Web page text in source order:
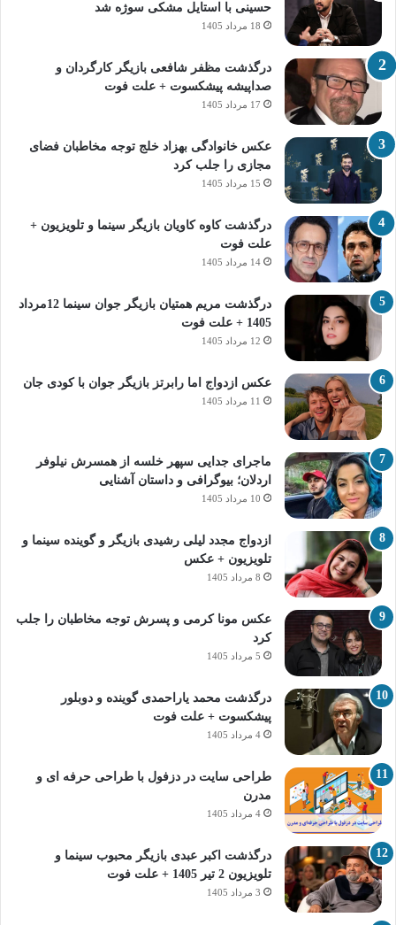
حسینی با استایل مشکی سوژه شد
18 مرداد 1405
درگذشت مظفر شافعی بازیگر کارگردان و
صداپیشه پیشکسوت + علت فوت
17 مرداد 1405
عکس خانوادگی بهزاد خلج توجه مخاطبان فضای
مجازی را جلب کرد
15 مرداد 1405
درگذشت کاوه کاویان بازیگر سینما و تلویزیون +
علت فوت
14 مرداد 1405
درگذشت مریم همتیان بازیگر جوان سینما 12مرداد
1405 + علت فوت
12 مرداد 1405
عکس ازدواج اما رابرتز بازیگر جوان با کودی جان
11 مرداد 1405
ماجرای جدایی سپهر خلسه از همسرش نیلوفر
اردلان؛ بیوگرافی و داستان آشنایی
10 مرداد 1405
ازدواج مجدد لیلی رشیدی بازیگر و گوینده سینما و
تلویزیون + عکس
8 مرداد 1405
عکس مونا کرمی و پسرش توجه مخاطبان را جلب
کرد
5 مرداد 1405
درگذشت محمد یاراحمدی گوینده و دوبلور
پیشکسوت + علت فوت
4 مرداد 1405
طراحی سایت در دزفول با طراحی حرفه‌ ای و
مدرن
4 مرداد 1405
درگذشت اکبر عبدی بازیگر محبوب سینما و
تلویزیون 2 تیر 1405 + علت فوت
3 مرداد 1405